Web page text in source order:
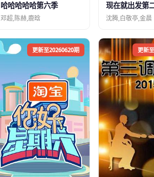
哈哈哈哈哈第六季
邓超,陈赫,鹿晗
现在就出发第
沈腾,白敬亭,金晨
更新至20260620期 更新